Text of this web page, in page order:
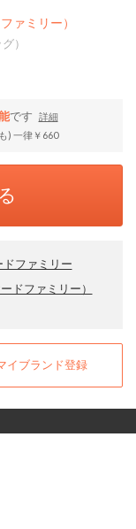
ァミリー）
）
です
詳細
) 一律￥660
ドファミリー
ドファミリー）
イブランド登録